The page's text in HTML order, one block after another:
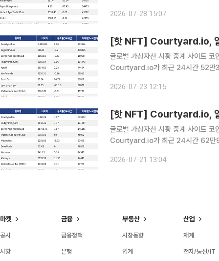
래량 24만9263달러를 기록하며 바
2026-07-28 15:07
[핫 NFT] Courtyard.io,
글로벌 가상자산 시황 중계 사이트
Courtyard.io가 최근 24시간 52만
량 33만395달러를 기록하며 바닥가
2026-07-23 12:15
[핫 NFT] Courtyard.io,
글로벌 가상자산 시황 중계 사이트
Courtyard.io가 최근 24시간 62만
거래량 17만1757달러를 기록하며 바
2026-07-21 13:04
마켓
공시
시황
금융
금융정책
은행
부동산
시장동향
업계
산업
재계
전자/통신/IT